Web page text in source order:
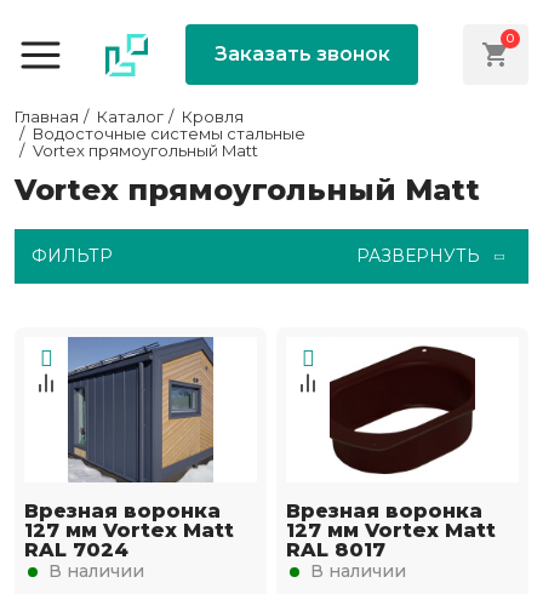
Заказать звонок
0
Главная Каталог
Кровля
Водосточные системы стальные
Vortex прямоугольный Matt
Vortex прямоугольный Matt
ФИЛЬТР РАЗВЕРНУТЬ
Врезная воронка
127 мм Vortex Matt
RAL 7024
В наличии
Врезная воронка
127 мм Vortex Matt
RAL 8017
В наличии